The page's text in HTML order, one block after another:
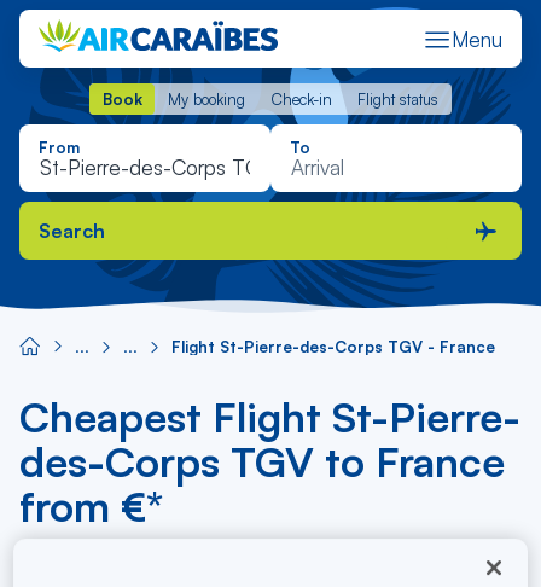
Menu
Book My booking Check-in Flight status
Book My booking Check-in Flight status
From To
Search
Flight St-Pierre-des-Corps TGV - France
Cheapest Flight St-Pierre-
des-Corps TGV to France
from €*